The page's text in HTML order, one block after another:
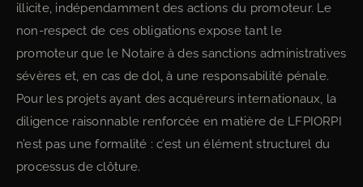
illicite, indépendamment des actions du promoteur. Le
non-respect de ces obligations expose tant le
promoteur que le Notaire à des sanctions administratives
sévères et, en cas de dol, à une responsabilité pénale.
Pour les projets ayant des acquéreurs internationaux, la
diligence raisonnable renforcée en matière de LFPIORPI
n’est pas une formalité : c’est un élément structurel du
processus de clôture.